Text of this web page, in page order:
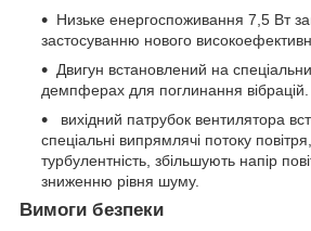
Низьке енергоспоживання 7,5 Вт
застосуванню нового
Двигун встановлений на
демпферах для поглинання вібрацій.
вихідний патрубок вентилятора
спеціальні випрямлячі потоку
турбулентність, збільшують напір
зниженню рівня шуму.
Вимоги безпеки